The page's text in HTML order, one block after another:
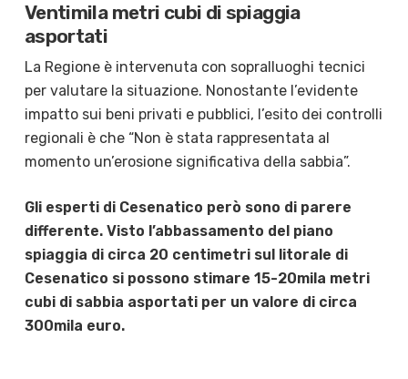
Ventimila metri cubi di spiaggia
asportati
La Regione è intervenuta con sopralluoghi tecnici
per valutare la situazione. Nonostante l’evidente
impatto sui beni privati e pubblici, l’esito dei controlli
regionali è che “Non è stata rappresentata al
momento un’erosione significativa della sabbia”.
Gli esperti di Cesenatico però sono di parere
differente. Visto l’abbassamento del piano
spiaggia di circa 20 centimetri sul litorale di
Cesenatico si possono stimare 15-20mila metri
cubi di sabbia asportati per un valore di circa
300mila euro.